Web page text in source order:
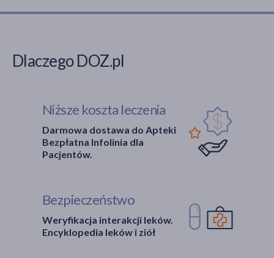
Dlaczego DOZ.pl
Niższe koszta leczenia
Darmowa dostawa do Apteki
Bezpłatna Infolinia dla
Pacjentów.
Bezpieczeństwo
Weryfikacja interakcji leków.
Encyklopedia leków i ziół